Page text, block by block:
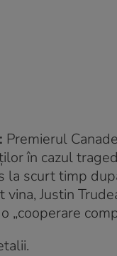
Premierul
în cazul
la scurt timp
vina, Justin
„cooperare